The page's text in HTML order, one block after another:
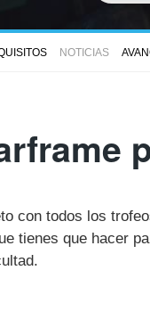
NOTICIAS
con todos los
tienes que hacer